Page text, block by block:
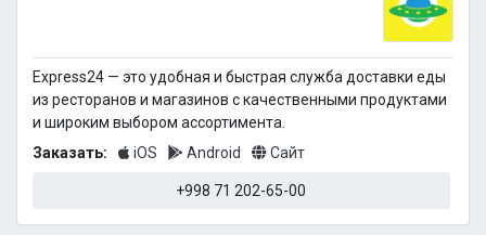
Express24 — это удобная и быстрая служба доставки еды
из ресторанов и магазинов с качественными продуктами
и широким выбором ассортимента.
Заказать:
iOS Android Сайт
+998 71 202-65-00